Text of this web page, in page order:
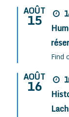
AOÛT
15
Find
AOÛT
16